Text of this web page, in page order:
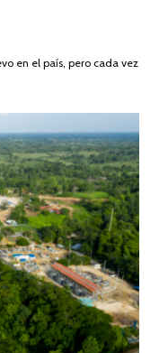
en el país, pero cada vez